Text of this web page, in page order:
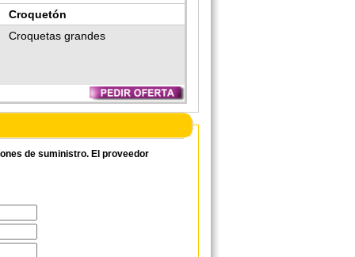
Croquetón
Croquetas grandes
de suministro. El proveedor